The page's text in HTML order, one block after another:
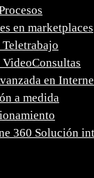
en marketplaces
en
a medida
360 Solución